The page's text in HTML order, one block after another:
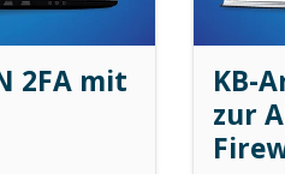
2FA mit
KB-
zur